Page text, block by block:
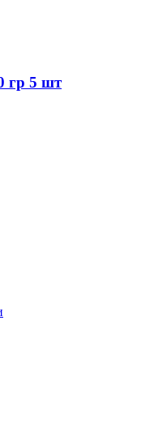
гр 5 шт